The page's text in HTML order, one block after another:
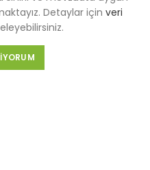
Detaylar için veri